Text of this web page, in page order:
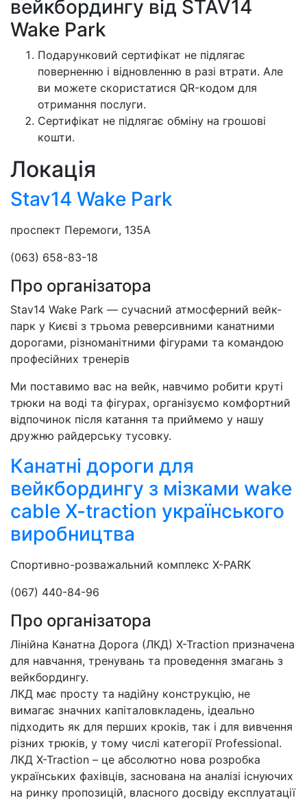
вейкбордингу від STAV14
Wake Park
Подарунковий сертифікат не підлягає
поверненню і відновленню в разі втрати. Але
ви можете скористатися QR-кодом для
отримання послуги.
Сертифікат не підлягає обміну на грошові
кошти.
Локація
Stav14 Wake Park
проспект Перемоги, 135А
(063) 658-83-18
Про організатора
Stav14 Wake Park — сучасний атмосферний вейк-
парк у Києві з трьома реверсивними канатними
дорогами, різноманітними фігурами та командою
професійних тренерів
Ми поставимо вас на вейк, навчимо робити круті
трюки на воді та фігурах, організуємо комфортний
відпочинок після катання та приймемо у нашу
дружню райдерську тусовку.
Канатні дороги для
вейкбордингу з мізками wake
cable X-traction українського
виробництва
Спортивно-розважальний комплекс X-PARK
(067) 440-84-96
Про організатора
Лінійна Канатна Дорога (ЛКД) X-Traction призначена
для навчання, тренувань та проведення змагань з
вейкбордингу.
ЛКД має просту та надійну конструкцію, не
вимагає значних капіталовкладень, ідеально
підходить як для перших кроків, так і для вивчення
різних трюків, у тому числі категорії Professional.
ЛКД X-Traction – це абсолютно нова розробка
українських фахівців, заснована на аналізі існуючих
на ринку пропозицій, власного досвіду експлуатації